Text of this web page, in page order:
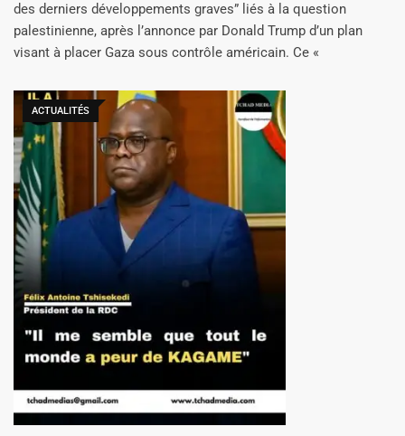
des derniers développements graves” liés à la question
palestinienne, après l’annonce par Donald Trump d’un plan
visant à placer Gaza sous contrôle américain. Ce «
ACTUALITÉS